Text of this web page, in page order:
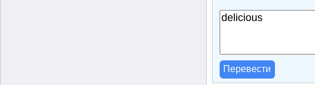
Перевести